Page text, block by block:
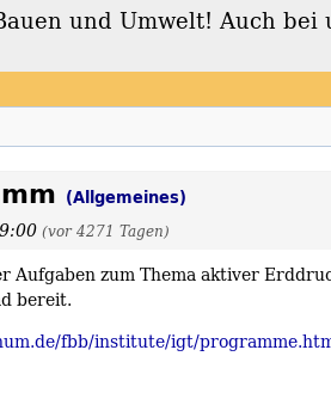
und Umwelt
(Allgemeines)
(vor 4271 Tagen)
zum Thema aktiver
bereit.
fbb/institute/igt/
und Umwelt! Auch